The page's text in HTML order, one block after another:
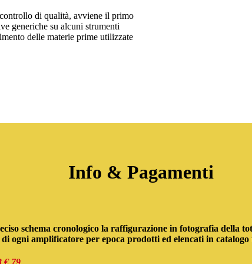
di qualità, avviene il primo
generiche su alcuni strumenti
delle materie prime utilizzate
Info & Pagamenti
schema cronologico la raffigurazione in fotografia della
ogni amplificatore per epoca prodotti ed elencati in